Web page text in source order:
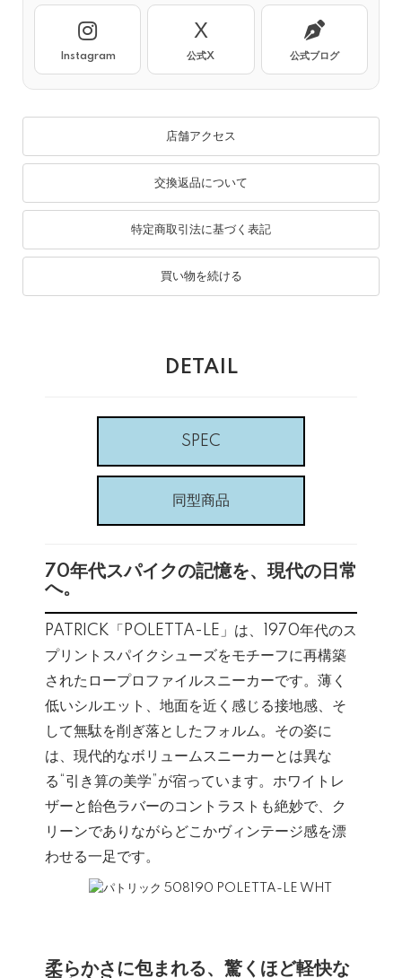
Instagram
X
公式X 公式ブログ
店舗アクセス
交換返品について
特定商取引法に基づく表記
買い物を続ける
DETAIL
SPEC
同型商品
70年代スパイクの記憶を、現代の日常
へ。
PATRICK「POLETTA-LE」は、1970年代のス
プリントスパイクシューズをモチーフに再構築
されたロープロファイルスニーカーです。薄く
低いシルエット、地面を近く感じる接地感、そ
して無駄を削ぎ落としたフォルム。その姿に
は、現代的なボリュームスニーカーとは異な
る“引き算の美学”が宿っています。ホワイトレ
ザーと飴色ラバーのコントラストも絶妙で、ク
リーンでありながらどこかヴィンテージ感を漂
わせる一足です。
柔らかさに包まれる、驚くほど軽快な